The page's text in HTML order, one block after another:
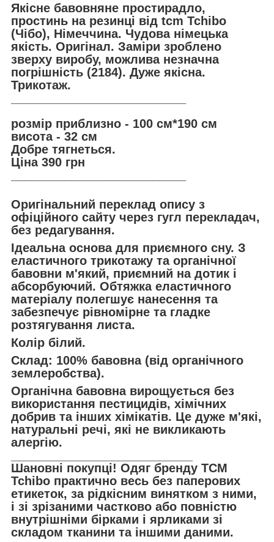
Якісне бавовняне простирадло,
простинь на резинці від tcm Tchibo
(Чібо), Німеччина. Чудова німецька
якість. Оригінал. Заміри зроблено
зверху виробу, можлива незначна
погрішність (2184). Дуже якісна.
Трикотаж.
розмір приблизно - 100 см*190 см
висота - 32 см
Добре тягнеться.
Ціна 390 грн
Оригінальний переклад опису з
офіційного сайту через гугл перекладач,
без редагування.
Ідеальна основа для приємного сну. З
еластичного трикотажу та органічної
бавовни м'який, приємний на дотик і
абсорбуючий. Обтяжка еластичного
матеріалу полегшує нанесення та
забезпечує рівномірне та гладке
розтягування листа.
Колір білий.
Склад: 100% бавовна (від органічного
землеробства).
Органічна бавовна вирощується без
використання пестицидів, хімічних
добрив та інших хімікатів. Це дуже м'які,
натуральні речі, які не викликають
алергію.
Шановні покупці! Одяг бренду TCM
Tchibo практично весь без паперових
етикеток, за рідкісним винятком з ними,
і зі зрізаними частково або повністю
внутрішніми бірками і ярликами зі
складом тканини та іншими даними.